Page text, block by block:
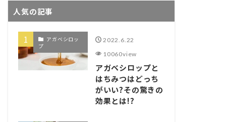
人気の記事
アガベシロッ
プ
2022.6.22
10060view
アガベシロップと
はちみつはどっち
がいい?その驚きの
効果とは!?